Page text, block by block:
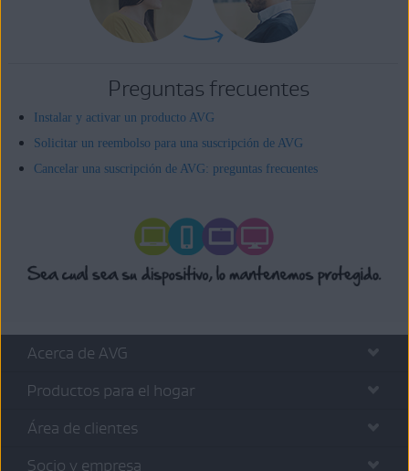
Preguntas frecuentes
Instalar y activar un producto AVG
Solicitar un reembolso para una suscripción de AVG
Cancelar una suscripción de AVG: preguntas frecuentes
Acerca de AVG
Productos para el hogar
Área de clientes
Socio y empresa